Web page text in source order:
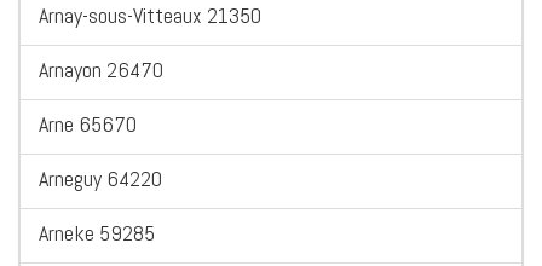
Arnay-sous-Vitteaux 21350
Arnayon 26470
Arne 65670
Arneguy 64220
Arneke 59285